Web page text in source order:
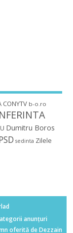
CONYTV b-o.ro
Dumitru Boros
sedinta Zilele
anunțuri
oferită de Dezzain